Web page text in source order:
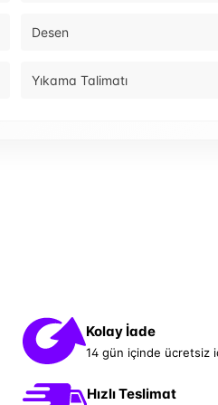
Desen
Yıkama Talimatı
Kolay İade
14 gün içinde ücretsiz
Hızlı Teslimat